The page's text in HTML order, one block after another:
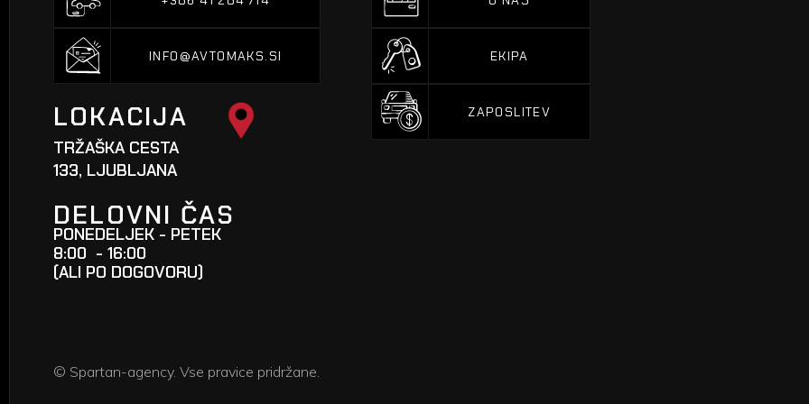
INFO@AVTOMAKS.SI
LOKACIJA
TRŽAŠKA CESTA
133, LJUBLJANA
DELOVNI ČAS
PONEDELJEK - PETEK
8:00 - 16:00
(ALI PO DOGOVORU)
EKIPA
ZAPOSLITEV
© Spartan-agency. Vse pravice pridržane.